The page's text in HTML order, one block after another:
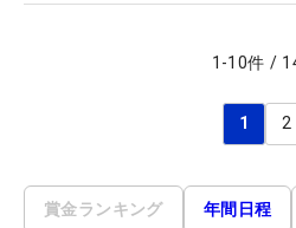
1 -10件 /
1 2
賞金ランキング 年間日程